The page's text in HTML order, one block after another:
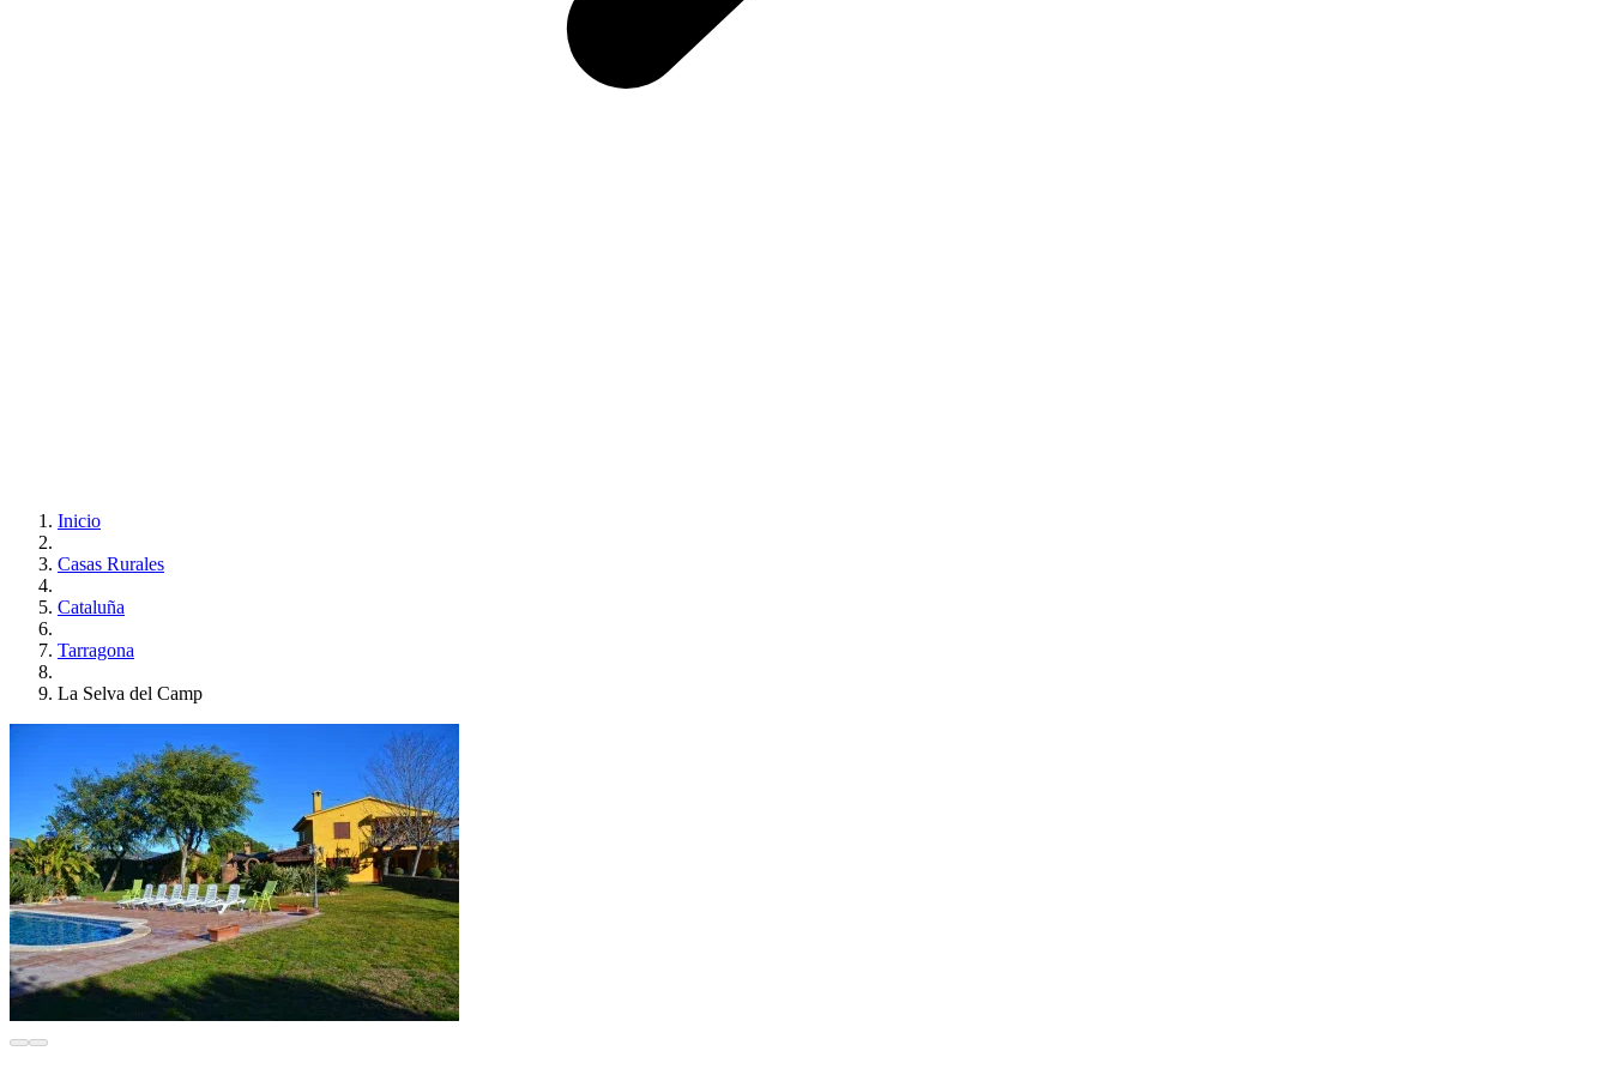
Inicio
Casas Rurales
Cataluña
Tarragona
La Selva del Camp